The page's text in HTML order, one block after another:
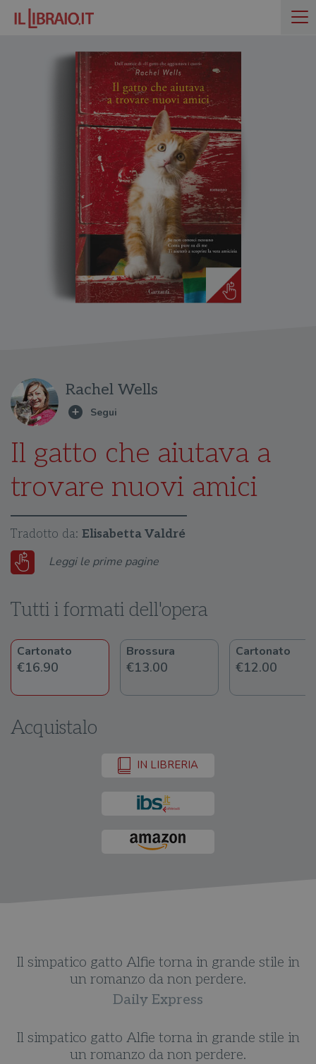
Rachel Wells
Il gatto che aiutava a
trovare nuovi amici
Tradotto da: Elisabetta Valdré
Leggi le prime pagine
Tutti i formati dell'opera
Cartonato
€16.90
Brossura
€13.00
Cartonato
€12.00
Acquistalo
IN LIBRERIA
Il simpatico gatto Alfie torna in grande stile in
un romanzo da non perdere.
Daily Express
Il simpatico gatto Alfie torna in grande stile in
un romanzo da non perdere.